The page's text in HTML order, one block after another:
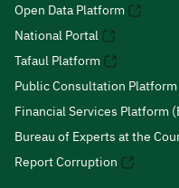
Open Data Platform
National Portal
Tafaul Platform
Public Consultation Platform
Financial Services Platform
Bureau of Experts at the
Report Corruption